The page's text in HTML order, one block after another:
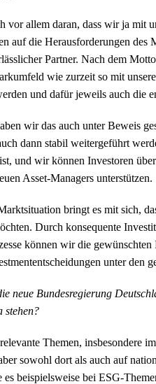
vor allem daran, dass wir ja mit
auf die Herausforderungen des
Partner. Nach dem
wie zurzeit so mit
und dafür jeweils auch die
wir das auch unter Beweis
dann stabil weitergeführt
und wir können Investoren
Asset-Managers unterstützen.
bringt es mit sich,
Durch konsequente
können wir die
unter den
neue Bundesregierung
stehen?
Themen, insbesondere
sowohl dort als auch auf
es beispielsweise bei ESG-